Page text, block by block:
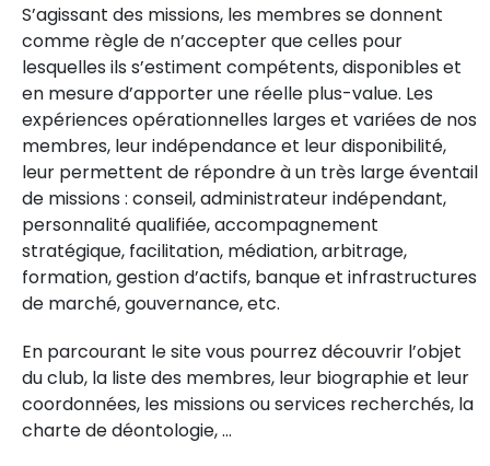
S’agissant des missions, les membres se donnent
comme règle de n’accepter que celles pour
lesquelles ils s’estiment compétents, disponibles et
en mesure d’apporter une réelle plus-value. Les
expériences opérationnelles larges et variées de nos
membres, leur indépendance et leur disponibilité,
leur permettent de répondre à un très large éventail
de missions : conseil, administrateur indépendant,
personnalité qualifiée, accompagnement
stratégique, facilitation, médiation, arbitrage,
formation, gestion d’actifs, banque et infrastructures
de marché, gouvernance, etc.
En parcourant le site vous pourrez découvrir l’objet
du club, la liste des membres, leur biographie et leur
coordonnées, les missions ou services recherchés, la
charte de déontologie, …